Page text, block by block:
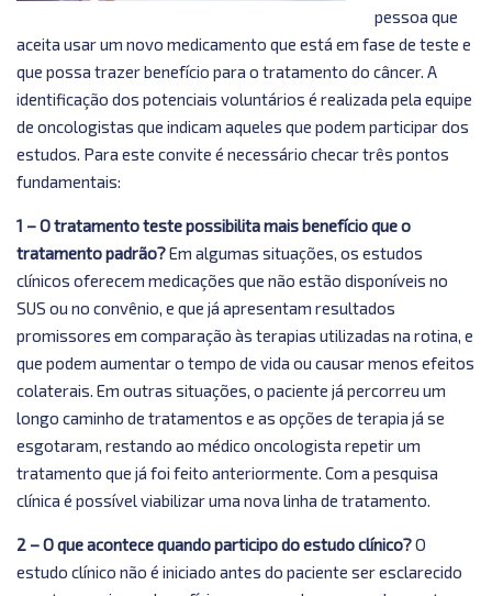
pessoa que
aceita usar um novo medicamento que está em fase de teste e
que possa trazer benefício para o tratamento do câncer. A
identificação dos potenciais voluntários é realizada pela equipe
de oncologistas que indicam aqueles que podem participar dos
estudos. Para este convite é necessário checar três pontos
fundamentais:
1 – O tratamento teste possibilita mais benefício que o
tratamento padrão?Em algumas situações, os estudos
clínicos oferecem medicações que não estão disponíveis no
SUS ou no convênio, e que já apresentam resultados
promissores em comparação às terapias utilizadas na rotina, e
que podem aumentar o tempo de vida ou causar menos efeitos
colaterais. Em outras situações, o paciente já percorreu um
longo caminho de tratamentos e as opções de terapia já se
esgotaram, restando ao médico oncologista repetir um
tratamento que já foi feito anteriormente. Com a pesquisa
clínica é possível viabilizar uma nova linha de tratamento.
2 – O que acontece quando participo do estudo clínico?O
estudo clínico não é iniciado antes do paciente ser esclarecido